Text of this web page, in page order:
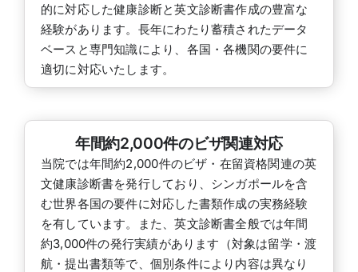
的に対応した健康診断と英文診断書作成の豊富な
経験があります。長年にわたり蓄積されたデータ
ベースと専門知識により、各国・各機関の要件に
適切に対応いたします。
年間約2,000件のビザ関連対応
当院では年間約2,000件のビザ・在留資格関連の英
文健康診断書を発行しており、シンガポールを含
む世界各国の要件に対応した書類作成の実務経験
を有しています。また、英文診断書全般では年間
約3,000件の発行実績があります（対象は留学・渡
航・提出書類等で、個別条件により内容は異なり